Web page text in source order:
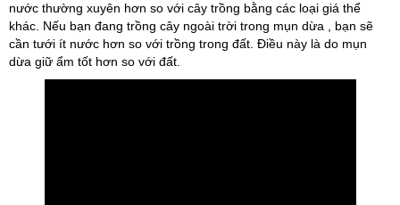
nước thường xuyên hơn so với cây trồng bằng các loại giá thể
khác. Nếu bạn đang trồng cây ngoài trời trong mụn dừa , bạn sẽ
cần tưới ít nước hơn so với trồng trong đất. Điều này là do mụn
dừa giữ ẩm tốt hơn so với đất.